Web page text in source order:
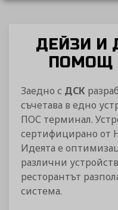
ДЕЙЗИ И
ПОМОЩ
Заедно с ДСК
съчетава в едно
ПОС терминал.
сертифицирано от
Идеята е
различни
ресторантът
система.